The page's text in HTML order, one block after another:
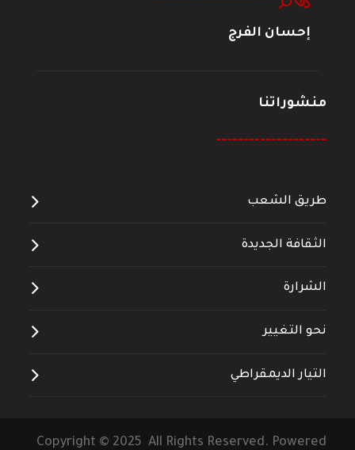
إحسان الفرج
منشوراتنا
--------------------
طريق الشعب
الثقافة الجديدة
الشرارة
نحو التغيير
التيار الديمقراطي
Copyright © 2025 All Rights Reserved. Powered